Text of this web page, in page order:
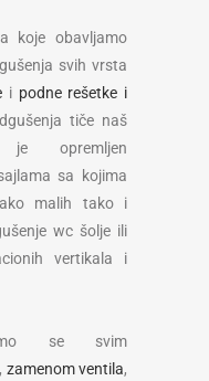
koje obavljamo
svih vrsta
i podne rešetke i
tiče naš
je opremljen
sa kojima
malih tako i
wc šolje ili
vertikala i
se svim
zamenom ventila,